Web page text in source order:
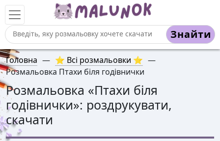
Знайти
Головна — ⭐ Всі розмальовки ⭐ —
Розмальовка Птахи біля годівнички
Розмальовка «Птахи біля
годівнички»: роздрукувати,
скачати